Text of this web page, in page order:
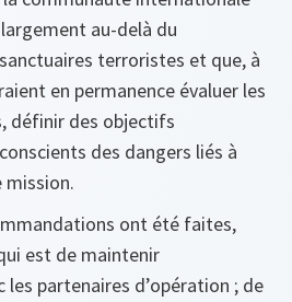
au-delà du
terroristes et que, à
en permanence évaluer les
définir des objectifs
des dangers liés à
mission.
ont été faites,
est de maintenir
les partenaires d’opération ; de